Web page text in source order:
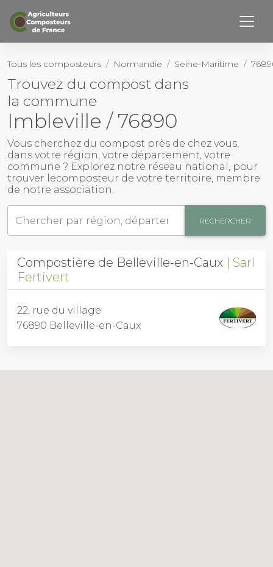
Notre Histoire
Nos membres
Activités
Outils
Contact
Tous les composteurs Normandie Seine-Maritime
Trouvez du compost dans
la commune
Imbleville / 76890
Vous cherchez du compost près de chez vous,
dans votre région, votre département, votre
commune ? Explorez notre réseau national, pour
trouver lecomposteur de votre territoire, membre
de notre association.
RECHERCHER
Compostière de Belleville‑en‑Caux
Sarl
Fertivert
22, rue du village
76890 Belleville-en-Caux